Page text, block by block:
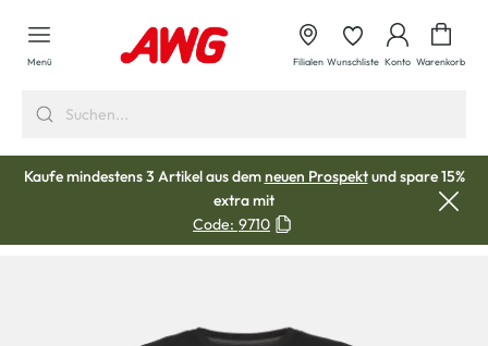
springen
Menü Filialen Wunschliste Konto Warenkorb
Kaufe mindestens 3 Artikel aus demneuen Prospektund spare 15%
extra mit
Code: 9710